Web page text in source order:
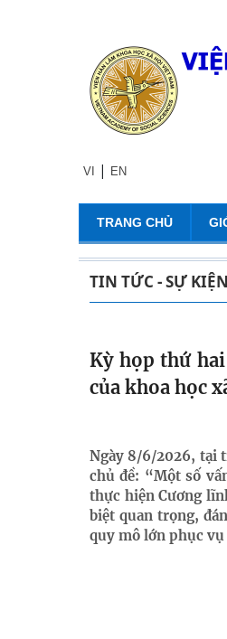
VI | EN
TRANG CHỦ
TIN TỨC - SỰ KIỆN
Kỳ họp thứ
của khoa học
Ngày 8/6/2026, tại
chủ đề: “Một số
thực hiện Cương
biệt quan trọng,
quy mô lớn phục vụ